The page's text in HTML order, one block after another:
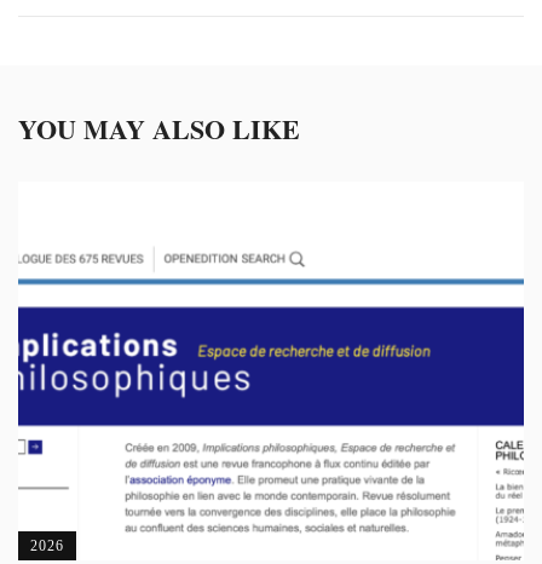
YOU MAY ALSO LIKE
2026